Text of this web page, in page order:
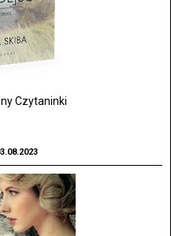
Czytaninki